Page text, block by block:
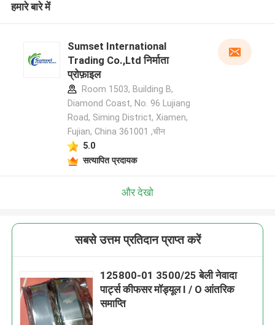
हमारे बारे में
Sumset International
Trading Co.,Ltd निर्माता
प्रोफ़ाइल
Room 1503, Building B,
Diamond Coast, No. 96 Lujiang
Road, Siming District, Xiamen,
Fujian, China 361001 ,चीन
5.0
सत्यापित प्रदायक
और देखो
सबसे उत्तम प्रतिदान प्राप्त करें
125800-01 3500/25 बेली नेवादा
पार्ट्स कीफसर मॉड्यूल I / O आंतरिक
समाप्ति